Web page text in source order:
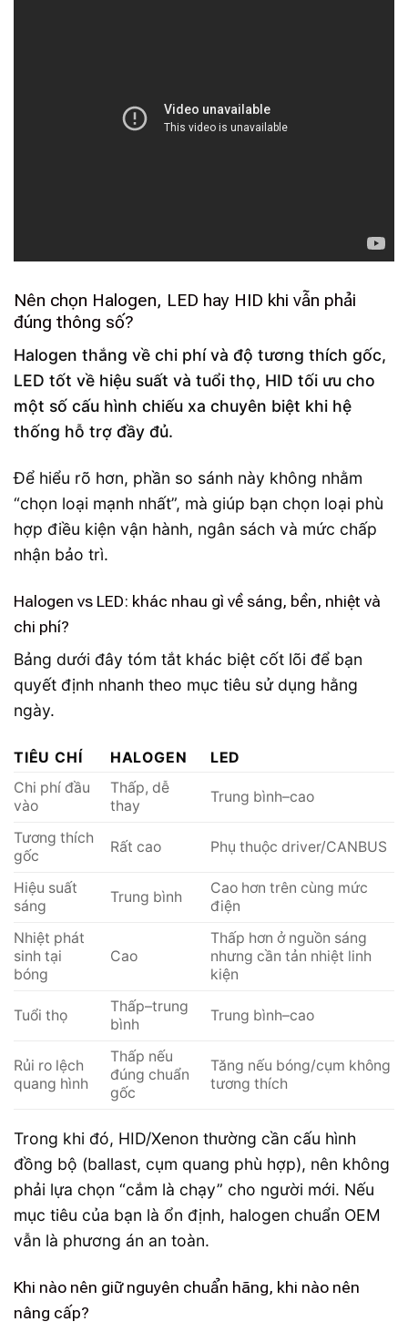
Nên chọn Halogen, LED hay HID khi vẫn phải
đúng thông số?
Halogen thắng về chi phí và độ tương thích gốc,
LED tốt về hiệu suất và tuổi thọ, HID tối ưu cho
một số cấu hình chiếu xa chuyên biệt khi hệ
thống hỗ trợ đầy đủ.
Để hiểu rõ hơn, phần so sánh này không nhằm
“chọn loại mạnh nhất”, mà giúp bạn chọn loại phù
hợp điều kiện vận hành, ngân sách và mức chấp
nhận bảo trì.
Halogen vs LED: khác nhau gì về sáng, bền, nhiệt và
chi phí?
Bảng dưới đây tóm tắt khác biệt cốt lõi để bạn
quyết định nhanh theo mục tiêu sử dụng hằng
ngày.
TIÊU CHÍ HALOGEN
LED
Chi phí đầu
vào
Thấp, dễ
thay
Trung bình–cao
Tương thích
gốc
Rất cao Phụ thuộc driver/CANBUS
Hiệu suất
sáng
Trung bình
Cao hơn trên cùng mức
điện
Nhiệt phát
sinh tại
bóng
Cao
Thấp hơn ở nguồn sáng
nhưng cần tản nhiệt linh
kiện
Tuổi thọ
Thấp–trung
bình
Trung bình–cao
Rủi ro lệch
quang hình
Thấp nếu
đúng chuẩn
gốc
Tăng nếu bóng/cụm không
tương thích
Trong khi đó, HID/Xenon thường cần cấu hình
đồng bộ (ballast, cụm quang phù hợp), nên không
phải lựa chọn “cắm là chạy” cho người mới. Nếu
mục tiêu của bạn là ổn định, halogen chuẩn OEM
vẫn là phương án an toàn.
Khi nào nên giữ nguyên chuẩn hãng, khi nào nên
nâng cấp?